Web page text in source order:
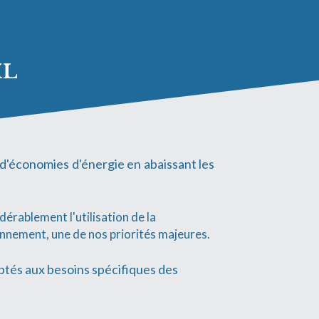
d'énergie en abaissant les
l'utilisation de la
une de nos priorités majeures.
aux besoins spécifiques des